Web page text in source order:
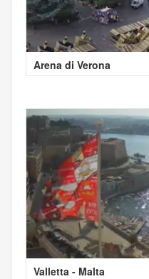
Arena di Verona
Valletta - Malta